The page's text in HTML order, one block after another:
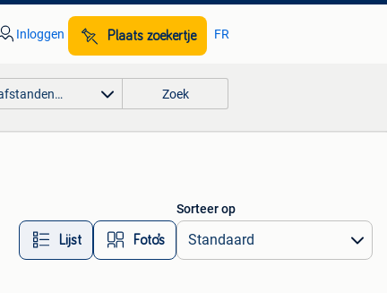
Inloggen Plaats zoekertje FR
Zoek
Lijst Foto’s
Sorteer op